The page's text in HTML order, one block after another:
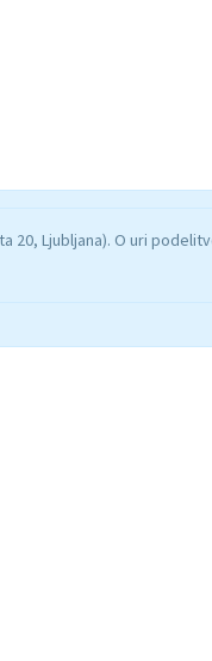
20, Ljubljana). O uri